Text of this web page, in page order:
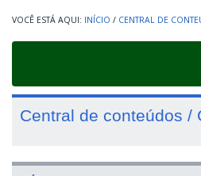
INÍCIO / CENTRAL DE
Central de conteúdos /